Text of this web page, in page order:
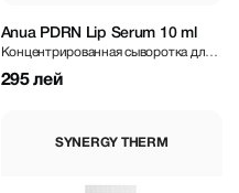
Anua PDRN Lip Serum 10 ml
Концентрированная сыворотка для
губ с PDRN
295 лей
SYNERGY THERM